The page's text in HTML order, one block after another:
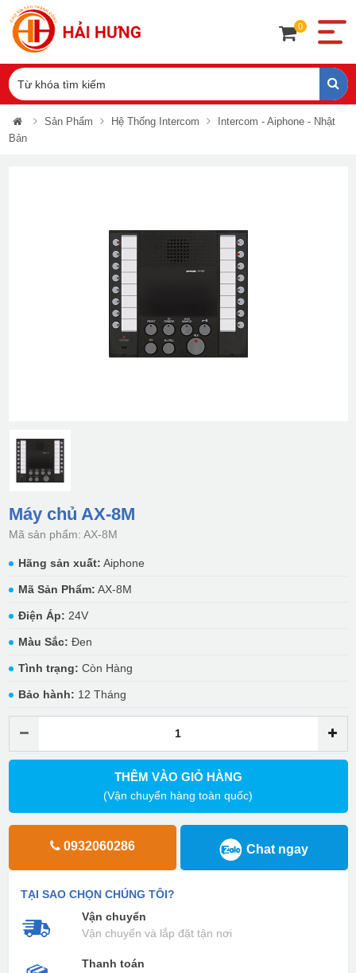
0
Sản Phẩm Hệ Thống Intercom
Intercom - Aiphone - Nhật
Bản
Máy chủ AX-8M
Mã sản phẩm: AX-8M
Hãng sản xuất: Aiphone
Mã Sản Phẩm: AX-8M
Điện Áp: 24V
Màu Sắc: Đen
Tình trạng: Còn Hàng
Bảo hành: 12 Tháng
THÊM VÀO GIỎ HÀNG
(Vận chuyển hàng toàn quốc)
0932060286 Chat ngay
TẠI SAO CHỌN CHÚNG TÔI?
Vận chuyển
Vận chuyển và lắp đặt tận nơi
Thanh toán